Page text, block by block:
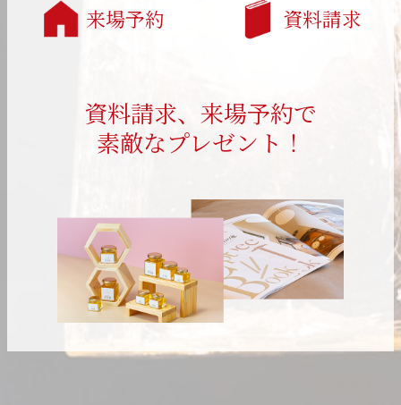
来場予約 資料請求
資料請求、来場予約で
素敵なプレゼント！